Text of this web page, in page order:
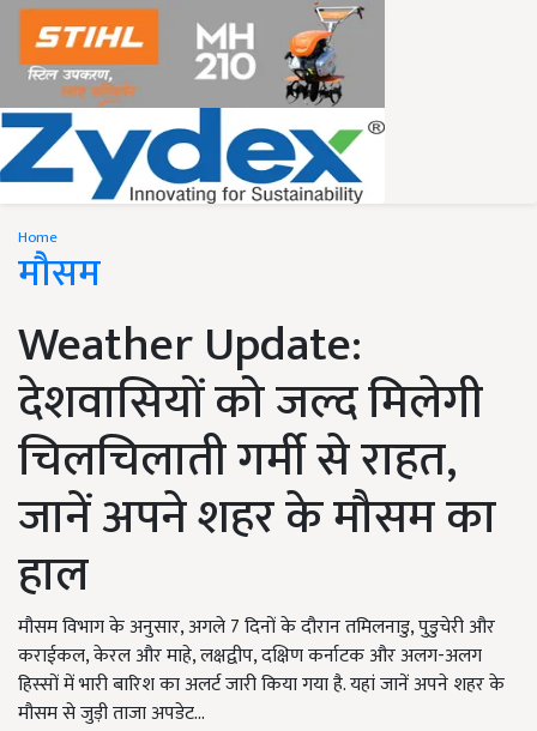
Home
मौसम
Weather Update:
देशवासियों को जल्द मिलेगी
चिलचिलाती गर्मी से राहत,
जानें अपने शहर के मौसम का
हाल
मौसम विभाग के अनुसार, अगले 7 दिनों के दौरान तमिलनाडु, पुडुचेरी और
कराईकल, केरल और माहे, लक्षद्वीप, दक्षिण कर्नाटक और अलग-अलग
हिस्सों में भारी बारिश का अलर्ट जारी किया गया है. यहां जानें अपने शहर के
मौसम से जुड़ी ताजा अपडेट...